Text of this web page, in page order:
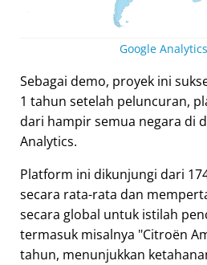
Google
Sebagai demo, proyek ini
1 tahun setelah peluncuran,
dari hampir semua negara di
Analytics.
Platform ini dikunjungi dari
secara rata-rata dan
secara global untuk istilah
termasuk misalnya Citroën
tahun, menunjukkan